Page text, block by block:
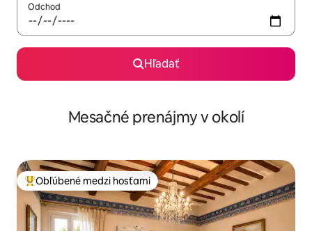
Odchod
Hľadať
Mesačné prenájmy v okolí
Najobľúbenejšie medzi hosťami
Obľúbené medzi hosťami